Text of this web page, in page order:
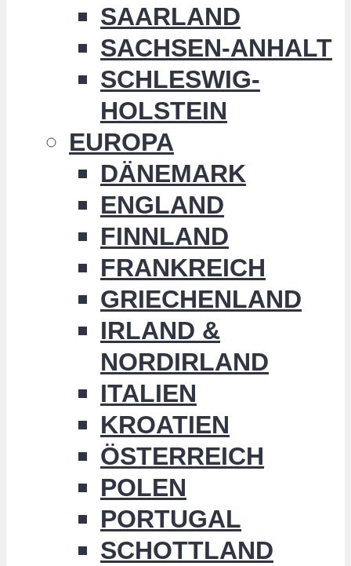
SAARLAND
SACHSEN-ANHALT
SCHLESWIG-
HOLSTEIN
EUROPA
DÄNEMARK
ENGLAND
FINNLAND
FRANKREICH
GRIECHENLAND
IRLAND &
NORDIRLAND
ITALIEN
KROATIEN
ÖSTERREICH
POLEN
PORTUGAL
SCHOTTLAND